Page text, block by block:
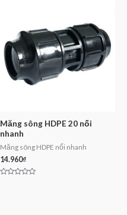
Măng sông HDPE 20 nối
nhanh
Măng sông HDPE nối nhanh
14.960₫